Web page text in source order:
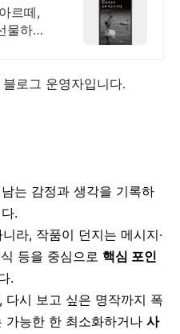
르떼,
물하세
로그 운영자입니다.
는 감정과 생각을 기록하
.
라, 작품이 던지는 메시지·
식 등을 중심으로 핵심 포인
.
다시 보고 싶은 명작까지 폭
가능한 한 최소화하거나 사